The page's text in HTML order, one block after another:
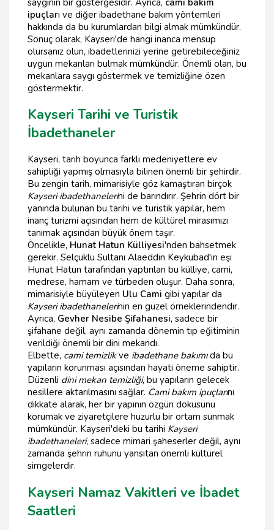
ipuçları ve diğer ibadethane bakım yöntemleri
hakkında da bu kurumlardan bilgi almak mümkündür.
Sonuç olarak, Kayseri'de hangi inanca mensup
olursanız olun, ibadetlerinizi yerine getirebileceğiniz
uygun mekanları bulmak mümkündür. Önemli olan, bu
mekanlara saygı göstermek ve temizliğine özen
göstermektir.
Kayseri Tarihi ve Turistik
İbadethaneler
Kayseri, tarih boyunca farklı medeniyetlere ev
sahipliği yapmış olmasıyla bilinen önemli bir şehirdir.
Bu zengin tarih, mimarisiyle göz kamaştıran birçok
Kayseri ibadethanelerini de barındırır. Şehrin dört bir
yanında bulunan bu tarihi ve turistik yapılar, hem
inanç turizmi açısından hem de kültürel mirasımızı
tanımak açısından büyük önem taşır.
Öncelikle, Hunat Hatun Külliyesi'nden bahsetmek
gerekir. Selçuklu Sultanı Alaeddin Keykubad'ın eşi
Hunat Hatun tarafından yaptırılan bu külliye, cami,
medrese, hamam ve türbeden oluşur. Daha sonra,
mimarisiyle büyüleyen Ulu Cami gibi yapılar da
Kayseri ibadethanelerinin en güzel örneklerindendir.
Ayrıca, Gevher Nesibe Şifahanesi, sadece bir
şifahane değil, aynı zamanda dönemin tıp eğitiminin
verildiği önemli bir dini mekandı.
Elbette, cami temizlikve ibadethane bakımıda bu
yapıların korunması açısından hayati öneme sahiptir.
Düzenli dini mekan temizliği, bu yapıların gelecek
nesillere aktarılmasını sağlar. Cami bakım ipuçlarını
dikkate alarak, her bir yapının özgün dokusunu
korumak ve ziyaretçilere huzurlu bir ortam sunmak
mümkündür. Kayseri'deki bu tarihi Kayseri
ibadethaneleri, sadece mimari şaheserler değil, aynı
zamanda şehrin ruhunu yansıtan önemli kültürel
simgelerdir.
Kayseri Namaz Vakitleri ve İbadet
Saatleri